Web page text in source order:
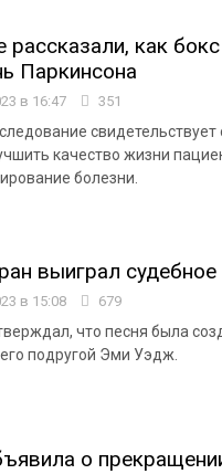
рассказали, как
Паркинсона
в 16:47 351
качество жизни
болезни.
выиграл судебное
в 15:08 679
что песня была
подругой Эми Уэдж.
о